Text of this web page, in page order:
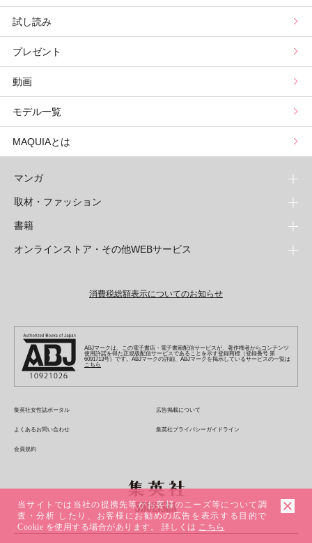
プリュスベスコス
小田ユイコのマニアックビューティREPORT
野毛まゆりの実況野毛Channel
星谷菜々の美に効くスイーツ
山本舞香のBeauty Script
三島キアリーの12星座別 恋愛運&美容運
動物キャラナビ占い
ムーン・リーの運を呼び寄せる香り
パーソナルカラー診断
顔タイプ髪型診断
コスメカレンダートップ
検索
試し読み
プレゼント
動画
モデル一覧
MAQUIAとは
マンガ
少年マンガ
週刊少年ジャンプ
少年ジャンプ+
ZEBRACK
ジャンプルーキー！
S-MANGA
集英社コミック文庫
青年マンガ
少年ジャンプ+
集英社コミック文庫
週刊ヤングジャンプ
ヤングジャンプ定期購読デジタル
となりのヤングジャンプ
グランドジャンプ
ウルトラジャンプ
少女マンガ
集英社コミック文庫
りぼん
マーガレット
別冊マーガレット
ジャンプTOON
S-MANGA
集英社コミック文庫
マンガMee公式サイト
リマコミ
マンガMeets
Cookie
取材・ファッション
ファッション・美容
Seventeen
LEE
eclat
T JAPAN
MEN'S NON-NO
UOMO
集英社オンライン
芸能・情報・スポーツ
Sportiva
パラスポ
書籍
文芸・文庫・総合
web 集英社文庫
青春と読書
アジア人物史
1日5分で、明日は変わる よみタイ yomitai
集英社ビジネス書
集英社新書
集英社新書プラス - 知の水先案内人
kotoba
e!集英社
情報・知識＆オピニオン imidas
ライトノベル・ノベライズ
JUMP j-BOOKS
ダッシュエックス文庫公式サイト
集英社Webマガジン コバルト
集英社みらい文庫
集英社の児童図書 S-KIDS.LAND
オンラインストア・その他WEBサービス
ジャンプキャラクターズストア
HAPPY PLUS STORE
SHUEISHA VOX
LEEマルシェ
SHOP Marisol
eclat premium
その他WEBサービス
集英社エディターズ・ラボ
消費税総額表示についてのお知らせ
ABJマークは、この電子書店・電子書籍配信サービスが、著作権者からコンテンツ
使用許諾を得た正規版配信サービスであることを示す登録商標（登録番号 第
6091713号）です。ABJマークの詳細、ABJマークを掲示しているサービスの一覧は
こちら
集英社女性誌ポータル 広告掲載について
よくあるお問い合わせ 集英社プライバシーガイドライン
会員規約
当サイトでは当社の提携先等がお客様のニーズ等について調
査・分析 したり、お客様にお勧めの広告を表示する目的で
Cookie を使用する場合があります。 詳しくは こちら